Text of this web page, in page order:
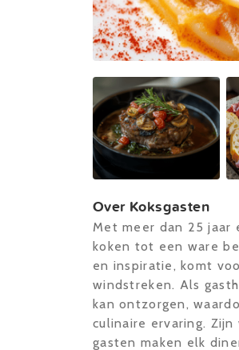
Over Koksgasten
Met meer dan 25 jaar
koken tot een ware
en inspiratie, komt
windstreken. Als
kan ontzorgen,
culinaire ervaring.
gasten maken elk